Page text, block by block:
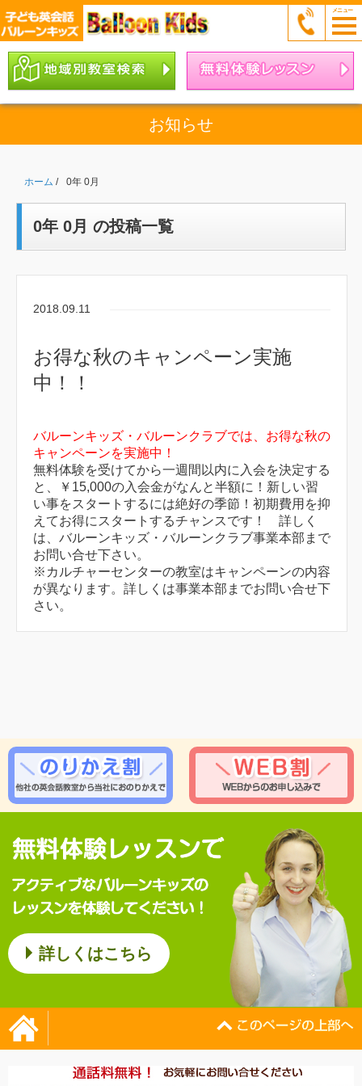
お知らせ
ホーム / 0年 0月
0年 0月 の投稿一覧
2018.09.11
お得な秋のキャンペーン実施
中！！
バルーンキッズ・バルーンクラブでは、お得な秋の
キャンペーンを実施中！
無料体験を受けてから一週間以内に入会を決定する
と、￥15,000の入会金がなんと半額に！新しい習
い事をスタートするには絶好の季節！初期費用を抑
えてお得にスタートするチャンスです！ 詳しく
は、バルーンキッズ・バルーンクラブ事業本部まで
お問い合せ下さい。
※カルチャーセンターの教室はキャンペーンの内容
が異なります。詳しくは事業本部までお問い合せ下
さい。
詳しくはこちら